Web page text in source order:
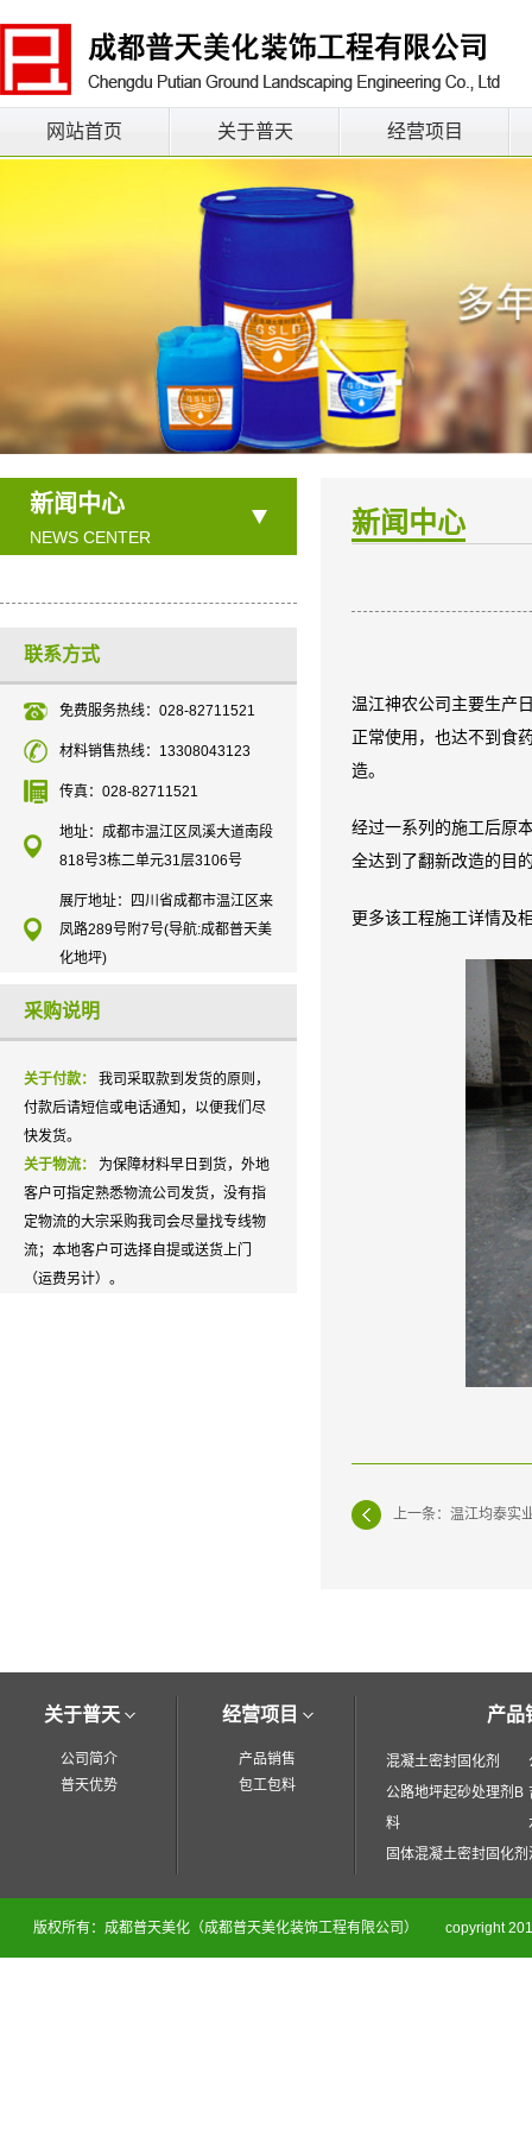
网站首页 关于普天 经营项目
新闻中心
NEWS CENTER
联系方式
免费服务热线：028-82711521
材料销售热线：13308043123
传真：028-82711521
地址：成都市温江区凤溪大道南段
818号3栋二单元31层3106号
展厅地址：四川省成都市温江区来
凤路289号附7号(导航:成都普天美
化地坪)
采购说明
关于付款：
我司采取款到发货的原则，
付款后请短信或电话通知，以便我们尽
快发货。
关于物流：
为保障材料早日到货，外地
客户可指定熟悉物流公司发货，没有指
定物流的大宗采购我司会尽量找专线物
流；本地客户可选择自提或送货上门
（运费另计）。
新闻中心
温江神农公司主要生产
正常使用，也达不到食
造。
经过一系列的施工后原
全达到了翻新改造的目
更多该工程施工详情及
上一条：温江均泰实
关于普天
公司简介
普天优势
经营项目
产品销售
包工包料
产品
混凝土密封固化剂
公路地坪起砂处理剂B
料
固体混凝土密封固化剂
版权所有：成都普天美化（成都普天美化装饰工程有限公司） copyright